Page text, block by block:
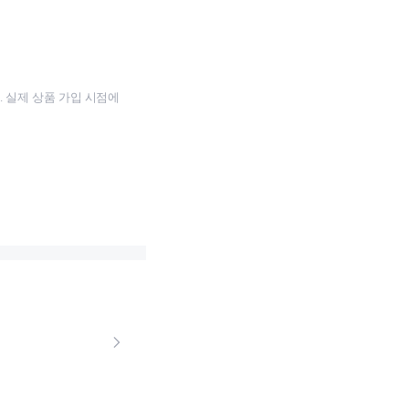
제 상품 가입 시점에